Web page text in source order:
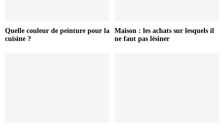
Quelle couleur de peinture pour la
cuisine ?
Maison : les achats sur lesquels il
ne faut pas lésiner